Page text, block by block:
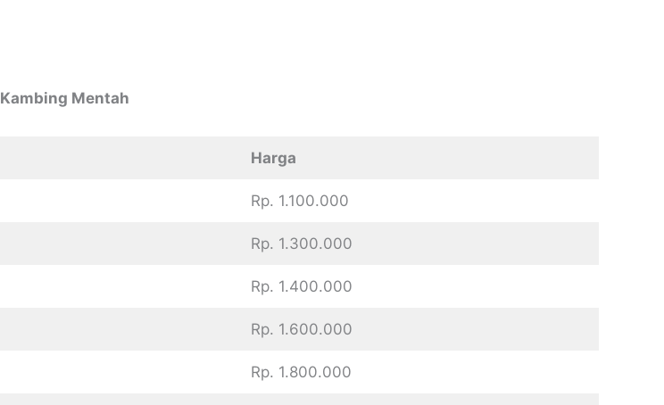
Kambing Mentah
Harga
Rp. 1.100.000
Rp. 1.300.000
Rp. 1.400.000
Rp. 1.600.000
Rp. 1.800.000